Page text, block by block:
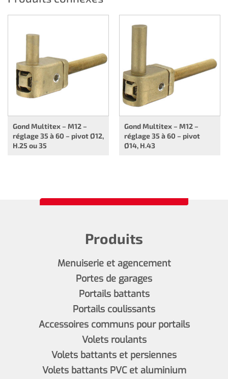
Gond Multitex – M12 –
réglage 35 à 60 – pivot Ø12,
H.25 ou 35
Gond Multitex – M12 –
réglage 35 à 60 – pivot
Ø14, H.43
Produits
Menuiserie et agencement
Portes de garages
Portails battants
Portails coulissants
Accessoires communs pour portails
Volets roulants
Volets battants et persiennes
Volets battants PVC et aluminium